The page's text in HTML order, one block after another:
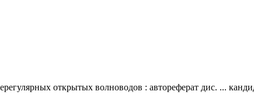
открытых волноводов : автореферат дис. ...